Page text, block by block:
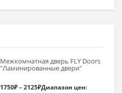
Межкомнатная дверь FLY Doors
"Ламинированные двери"
1750₽–2125₽Диапазон цен: